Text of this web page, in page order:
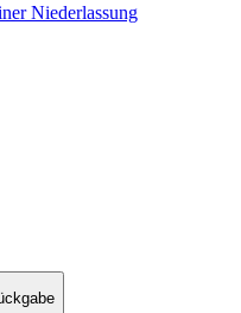
Niederlassung